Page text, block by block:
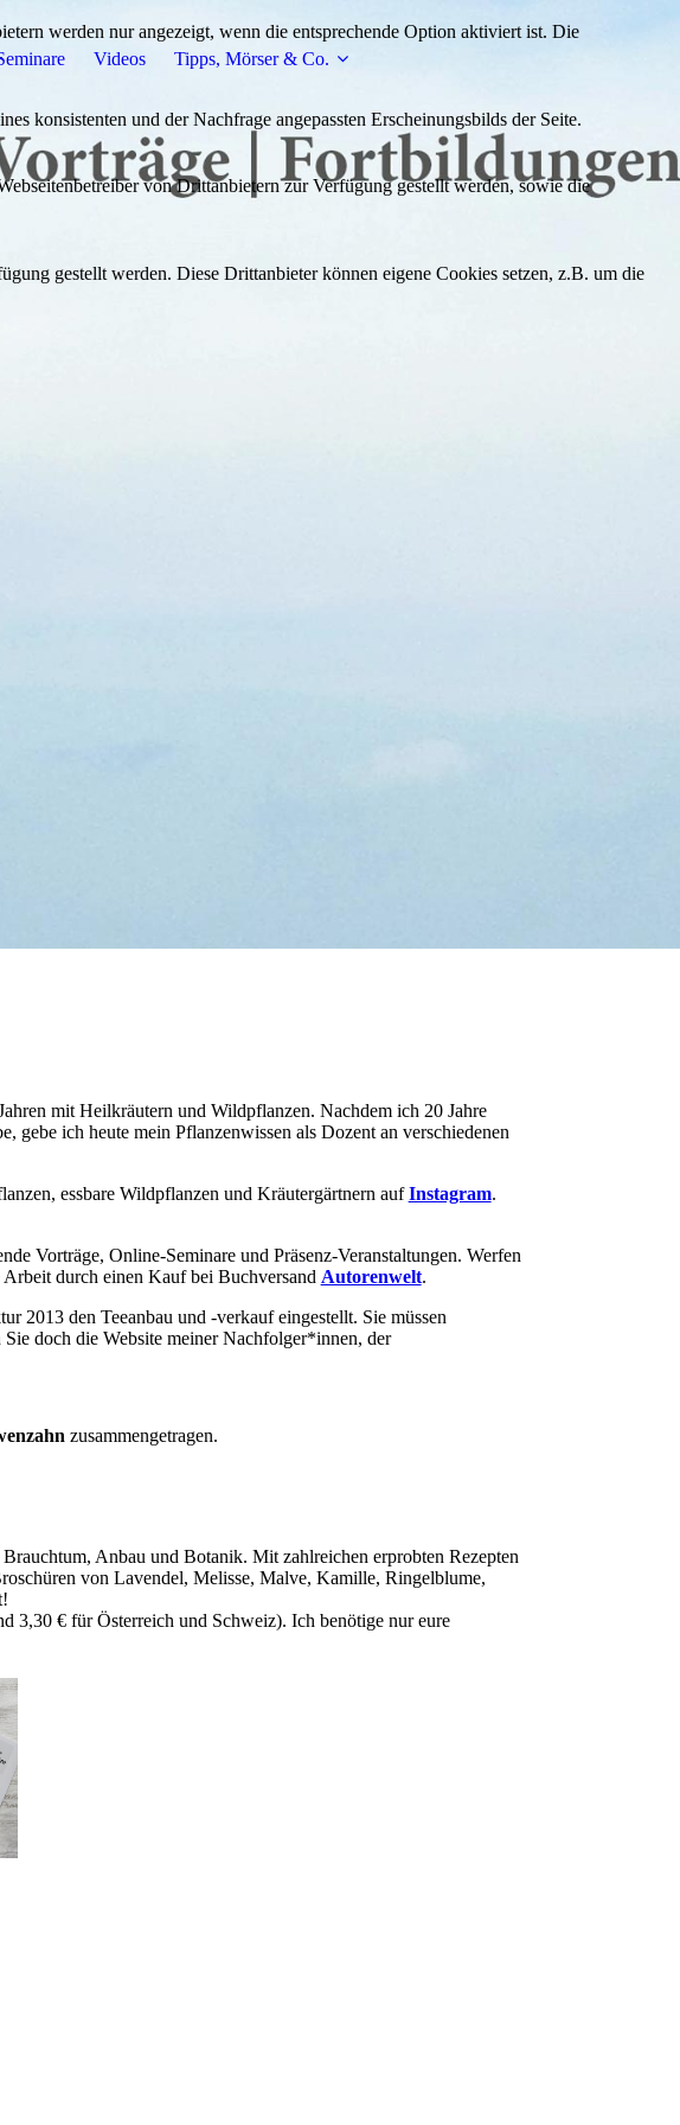
Videos Tipps, Mörser & Co.
mit Heilkräutern und Wildpflanzen. Nachdem ich 20 Jahre
gebe ich heute mein Pflanzenwissen als Dozent an verschiedenen
essbare Wildpflanzen und Kräutergärtnern aufInstagram.
Vorträge, Online-Seminare und Präsenz-Veranstaltungen. Werfen
durch einen Kauf bei Buchversand Autorenwelt.
2013 den Teeanbau und -verkauf eingestellt. Sie müssen
doch die Website meiner Nachfolger*innen, der
zusammengetragen.
Anbau und Botanik. Mit zahlreichen erprobten Rezepten
von Lavendel, Melisse, Malve, Kamille, Ringelblume,
3,30 € für Österreich und Schweiz). Ich benötige nur eure
werden nur angezeigt, wenn die entsprechende Option aktiviert ist. Die
konsistenten und der Nachfrage angepassten Erscheinungsbilds der Seite.
von Drittanbietern zur Verfügung gestellt werden, sowie die
gestellt werden. Diese Drittanbieter können eigene Cookies setzen, z.B. um die